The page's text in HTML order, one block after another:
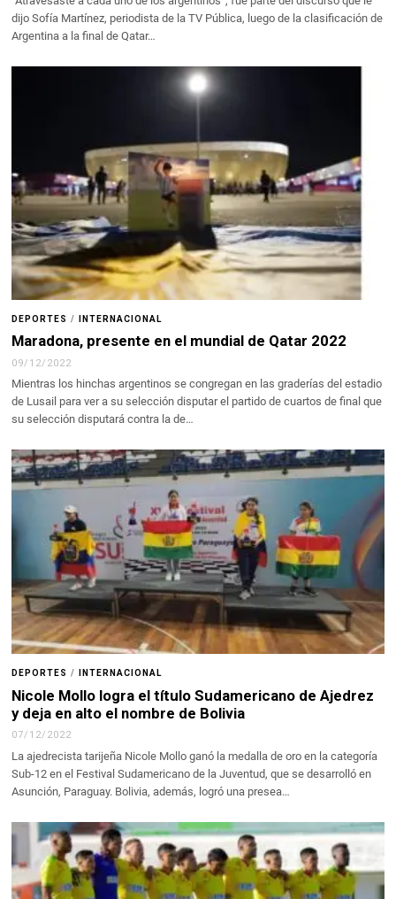
dijo Sofía Martínez, periodista de la TV Pública, luego de la clasificación de
Argentina a la final de Qatar…
DEPORTES / INTERNACIONAL
Maradona, presente en el mundial de Qatar 2022
09/12/2022
Mientras los hinchas argentinos se congregan en las graderías del estadio
de Lusail para ver a su selección disputar el partido de cuartos de final que
su selección disputará contra la de…
DEPORTES / INTERNACIONAL
Nicole Mollo logra el título Sudamericano de Ajedrez
y deja en alto el nombre de Bolivia
07/12/2022
La ajedrecista tarijeña Nicole Mollo ganó la medalla de oro en la categoría
Sub-12 en el Festival Sudamericano de la Juventud, que se desarrolló en
Asunción, Paraguay. Bolivia, además, logró una presea…